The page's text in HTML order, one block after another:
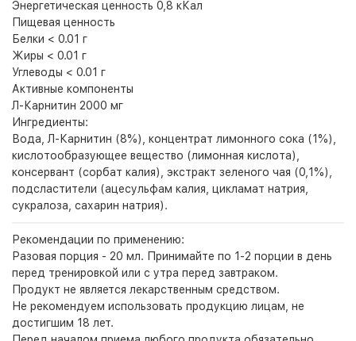
Энергетическая ценность 0,8 кКал
Пищевая ценность
Белки < 0.01 г
Жиры < 0.01 г
Углеводы < 0.01 г
Активные компоненты
Л-Карнитин 2000 мг
Ингредиенты:
Вода, Л-Карнитин (8%), концентрат лимонного сока (1%),
кислотообразующее вещество (лимонная кислота),
консервант (сорбат калия), экстракт зеленого чая (0,1%),
подсластители (ацесульфам калия, цикламат натрия,
сукралоза, сахарин натрия).
Рекомендации по применению:
Разовая порция - 20 мл. Принимайте по 1-2 порции в день
перед тренировкой или с утра перед завтраком.
Продукт не является лекарственным средством.
Не рекомендуем использовать продукцию лицам, не
достигшим 18 лет.